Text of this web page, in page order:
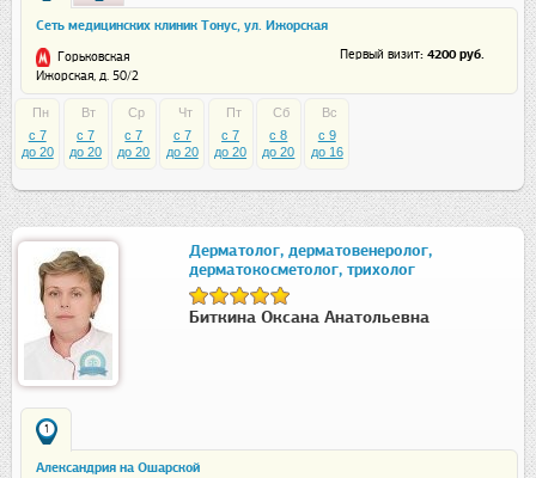
Сеть медицинских клиник Тонус, ул. Ижорская
Горьковская
Ижорская, д. 50/2
Первый визит: 4200 руб.
Пн
c 7
до 20
Вт
c 7
до 20
Ср
c 7
до 20
Чт
c 7
до 20
Пт
c 7
до 20
Сб
c 8
до 20
Вс
c 9
до 16
Дерматолог, дерматовенеролог,
дерматокосметолог, трихолог
Биткина Оксана Анатольевна
1
Александрия на Ошарской